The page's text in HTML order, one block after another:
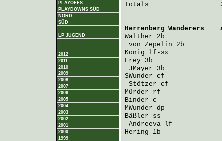
PLAYOFFS
PLAYDOWNS SÜD
NORD
SÜD
LP JUGEND
2012
2011
2010
2009
2008
2007
2006
2005
2004
2003
2002
2001
2000
1999
Totals
Herrenberg Wanderers
Walther 2b               2
von Zepelin 2b
König lf-ss              1
Frey 3b                  2
JMayer 3b
SWunder cf               2
Stötzer cf              0
Mürder rf                2
Binder c                 2
MWunder dp
Bäßler ss                1
Andreeva lf
Hering 1b